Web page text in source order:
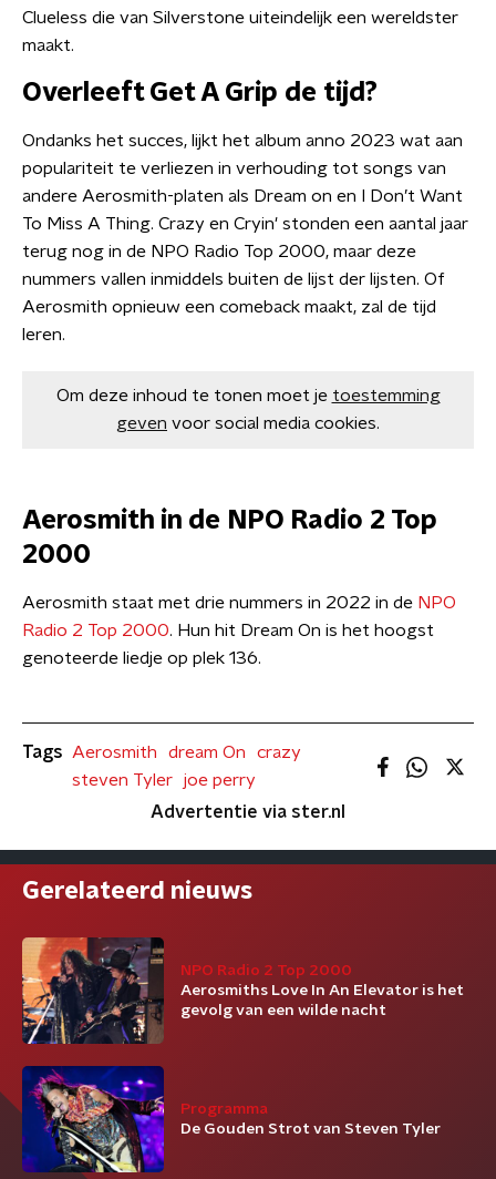
Clueless die van Silverstone uiteindelijk een wereldster
maakt.
Overleeft Get A Grip de tijd?
Ondanks het succes, lijkt het album anno 2023 wat aan
populariteit te verliezen in verhouding tot songs van
andere Aerosmith-platen als Dream on en I Don’t Want
To Miss A Thing. Crazy en Cryin' stonden een aantal jaar
terug nog in de NPO Radio Top 2000, maar deze
nummers vallen inmiddels buiten de lijst der lijsten. Of
Aerosmith opnieuw een comeback maakt, zal de tijd
leren.
Om deze inhoud te tonen moet je toestemming
geven voor social media cookies.
Aerosmith in de NPO Radio 2 Top
2000
Aerosmith staat met drie nummers in 2022 in de NPO
Radio 2 Top 2000. Hun hit Dream On is het hoogst
genoteerde liedje op plek 136.
Tags Aerosmith dream On
crazy
steven Tyler
joe perry
Advertentie via ster.nl
Gerelateerd nieuws
NPO Radio 2 Top 2000
Aerosmiths Love In An Elevator is het
gevolg van een wilde nacht
Programma
De Gouden Strot van Steven Tyler